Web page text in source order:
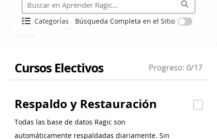
Categorías Búsqueda Completa en el Sitio
Cursos Electivos Progreso: 0/17
Respaldo y Restauración
Todas las base de datos Ragic son
automáticamente respaldadas diariamente. Sin